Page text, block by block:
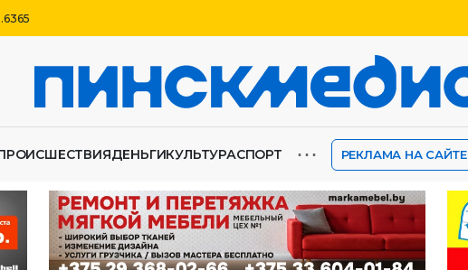
ДЕНЬГИКУЛЬТУРАСПОРТ ⋯ РЕКЛАМА НА САЙТЕ